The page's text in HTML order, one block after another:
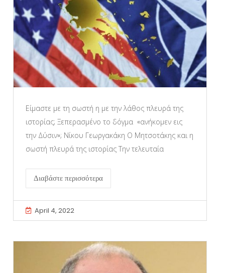
Είμαστε με τη σωστή η με την λάθος πλευρά της
ιστορίας; Ξεπερασμένο το δόγμα «ανήκομεν εις
την Δύσιν»; Νίκου Γεωργακάκη Ο Μητσοτάκης και η
σωστή πλευρά της ιστορίας Την τελευταία
Διαβάστε περισσότερα
April 4, 2022